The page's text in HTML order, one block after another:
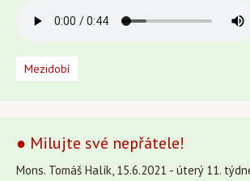
Mezidobí
● Milujte své nepřátele!
Mons. Tomáš Halík, 15.6.2021 - úterý 11.